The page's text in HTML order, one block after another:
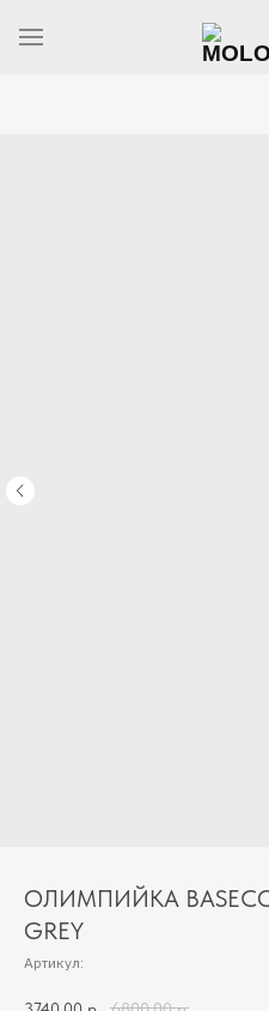
ОЛИМПИЙКА
GREY
Артикул: